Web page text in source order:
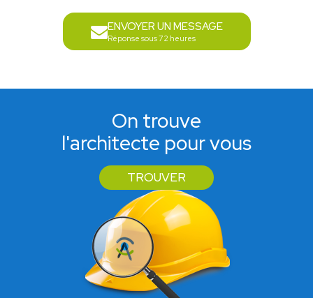
ENVOYER UN MESSAGE
Réponse sous 72 heures
On trouve
l'architecte pour vous
TROUVER